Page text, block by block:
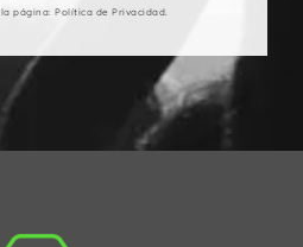
página: Política de Privacidad.